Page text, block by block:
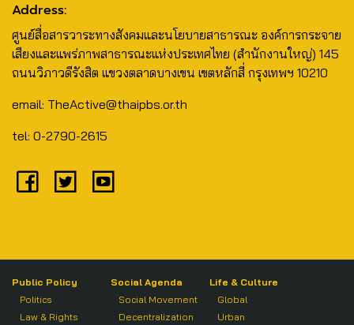
Address:
ศูนย์สื่อสารวาระทางสังคมและนโยบายสาธารณะ องค์การกระจาย
เสียงและแพร่ภาพสาธารณะแห่งประเทศไทย (สำนักงานใหญ่) 145
ถนนวิภาวดีรังสิต แขวงตลาดบางเขน เขตหลักสี่ กรุงเทพฯ 10210
email: TheActive@thaipbs.or.th
tel: 0-2790-2615
Public Policy
Politics
Law & Rights
Social Agenda
Social Movement
Decentralization
Life & Culture
Global
Urban